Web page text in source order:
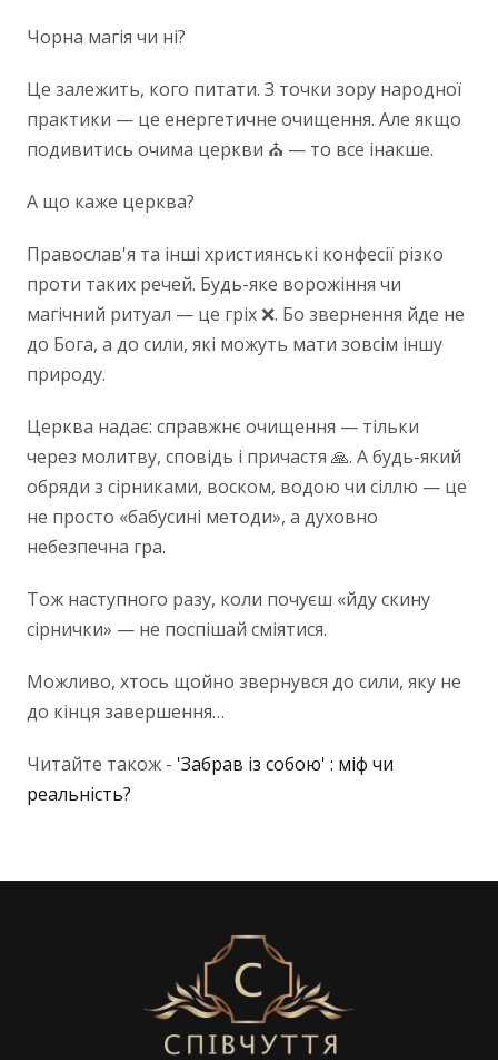
Чорна магія чи ні?
Це залежить, кого питати. З точки зору народної
практики — це енергетичне очищення. Але якщо
подивитись очима церкви ⛪️ — то все інакше.
А що каже церква?
Православ'я та інші християнські конфесії різко
проти таких речей. Будь-яке ворожіння чи
магічний ритуал — це гріх ❌. Бо звернення йде не
до Бога, а до сили, які можуть мати зовсім іншу
природу.
Церква надає: справжнє очищення — тільки
через молитву, сповідь і причастя 🙏. А будь-який
обряди з сірниками, воском, водою чи сіллю — це
не просто «бабусині методи», а духовно
небезпечна гра.
Тож наступного разу, коли почуєш «йду скину
сірнички» — не поспішай сміятися.
Можливо, хтось щойно звернувся до сили, яку не
до кінця завершення…
Читайте також - 'Забрав із собою' : міф чи
реальність?